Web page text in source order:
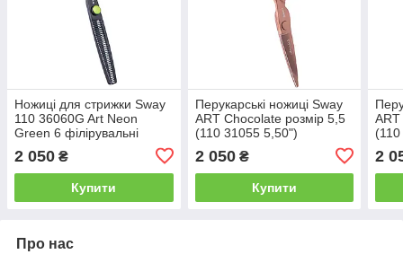
Ножиці для стрижки Sway
110 36060G Art Neon
Green 6 філірувальні
2 050 ₴
Купити
Перукарські ножиці Sway
ART Chocolate розмір 5,5
(110 31055 5,50")
2 050₴
Купити
ART
2
Про нас